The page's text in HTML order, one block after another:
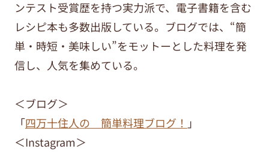
ンテスト受賞歴を持つ実力派で、電子書籍を含む
レシピ本も多数出版している。ブログでは、“簡
単・時短・美味しい”をモットーとした料理を発
信し、人気を集めている。
＜ブログ＞
「四万十住人の 簡単料理ブログ！ 」
＜Instagram＞